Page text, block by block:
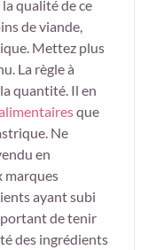
qualité de ce
de viande,
Mettez plus
La règle à
quantité. Il en
que
Ne
en
marques
ayant subi
de tenir
des ingrédients